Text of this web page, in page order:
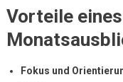
Vorteile
Fokus und